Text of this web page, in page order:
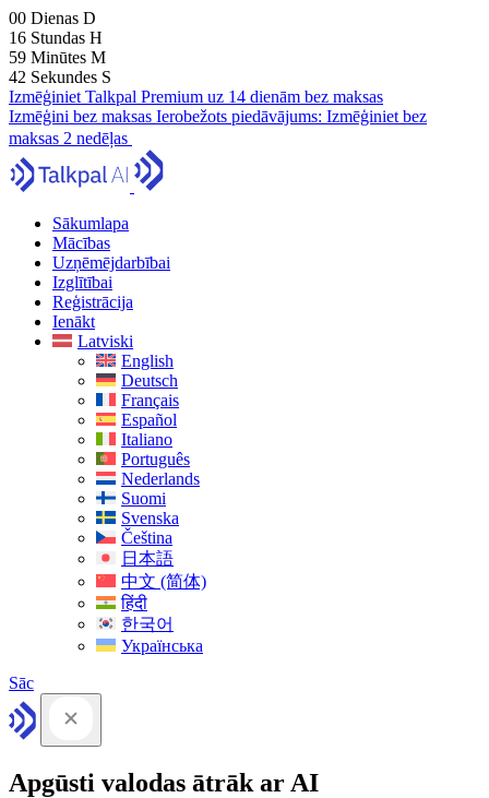
00 Dienas D
16 Stundas H
59 Minūtes M
41 Sekundes S
Izmēģiniet Talkpal Premium uz 14 dienām bez maksas
Izmēģini bez maksas Ierobežots piedāvājums: Izmēģiniet bez
maksas 2 nedēļas
Sākumlapa
Mācības
Uzņēmējdarbībai
Izglītībai
Reģistrācija
Ienākt
Latviski
English
Deutsch
Français
Español
Italiano
Português
Nederlands
Suomi
Svenska
Čeština
日本語
中文 (简体)
हिंदी
한국어
Українська
Sāc
Apgūsti valodas ātrāk ar AI